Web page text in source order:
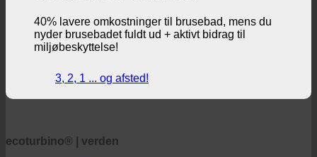
40% lavere omkostninger til brusebad, mens du
nyder brusebadet fuldt ud + aktivt bidrag til